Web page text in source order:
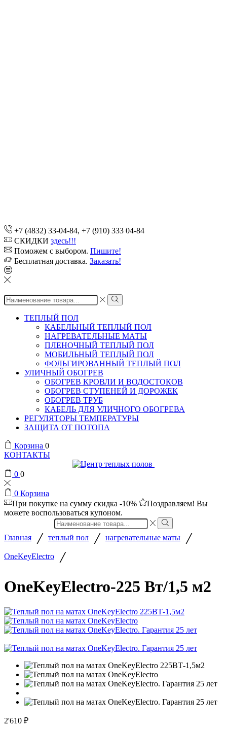
+7 (4832) 33-04-84, +7 (910) 333 04-84
СКИДКИ здесь!!!
Поможем с выбором. Пишите!
Бесплатная доставка. Заказать!
Search
input
ТЕПЛЫЙ ПОЛ
КАБЕЛЬНЫЙ ТЕПЛЫЙ ПОЛ
НАГРЕВАТЕЛЬНЫЕ МАТЫ
ПЛЕНОЧНЫЙ ТЕПЛЫЙ ПОЛ
МОБИЛЬНЫЙ ТЕПЛЫЙ ПОЛ
ФОЛЬГИРОВАННЫЙ ТЕПЛЫЙ ПОЛ
УЛИЧНЫЙ ОБОГРЕВ
ОБОГРЕВ КРОВЛИ И ВОДОСТОКОВ
ОБОГРЕВ СТУПЕНЕЙ И ДОРОЖЕК
ОБОГРЕВ ТРУБ
КАБЕЛЬ ДЛЯ УЛИЧНОГО ОБОГРЕВА
РЕГУЛЯТОРЫ ТЕМПЕРАТУРЫ
ЗАЩИТА ОТ ПОТОПА
Корзина 0
КОНТАКТЫ
0 0
0 Корзина
При покупке на сумму скидка -10%
Поздравляем! Вы
можете воспользоваться купоном.
Search
input
Главная / теплый пол / нагревательные маты /
OneKeyElectro
/
OneKeyElectro-225 Вт/1,5 м2
2'610 ₽